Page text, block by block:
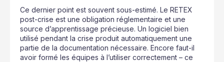
Ce dernier point est souvent sous-estimé. Le RETEX
post-crise est une obligation réglementaire et une
source d’apprentissage précieuse. Un logiciel bien
utilisé pendant la crise produit automatiquement une
partie de la documentation nécessaire. Encore faut-il
avoir formé les équipes à l’utiliser correctement – ce